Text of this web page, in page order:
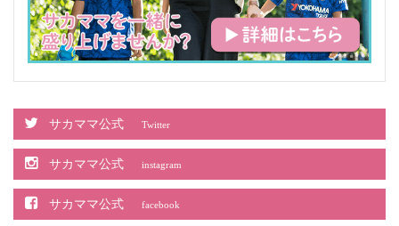
サカママ公式 Twitter
サカママ公式 instagram
サカママ公式 facebook